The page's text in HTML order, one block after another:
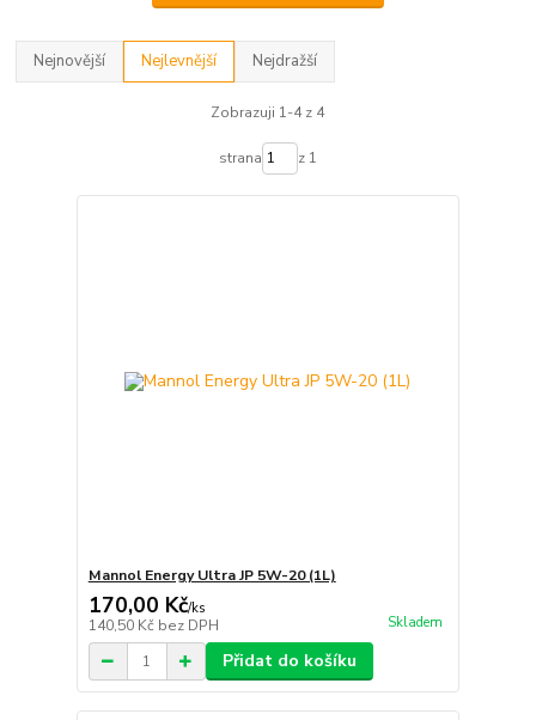
Nejnovější Nejlevnější Nejdražší
Zobrazuji 1-4 z 4
strana z 1
Mannol Energy Ultra JP 5W-20 (1L)
170,00 Kč/ks
140,50 Kč bez DPH Skladem
Přidat do košíku